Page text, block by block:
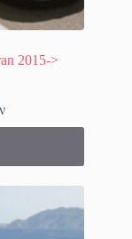
2015->